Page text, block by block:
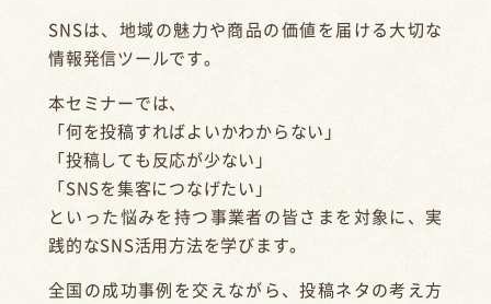
SNSは、地域の魅力や商品の価値を届ける大切な
情報発信ツールです。
本セミナーでは、
「何を投稿すればよいかわからない」
「投稿しても反応が少ない」
「SNSを集客につなげたい」
といった悩みを持つ事業者の皆さまを対象に、実
践的なSNS活用方法を学びます。
全国の成功事例を交えながら、投稿ネタの考え方